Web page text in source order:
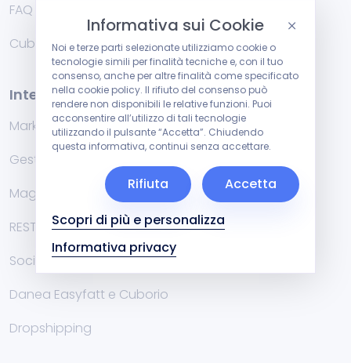
FAQ
Cublog
Integrazioni
Marketplace
Gestionali di fatturazione
Magazzino
RESTFul API
Social
Danea Easyfatt e Cuborio
Dropshipping
Informativa sui Cookie
Noi e terze parti selezionate utilizziamo cookie o
tecnologie simili per finalità tecniche e, con il tuo
consenso, anche per altre finalità come specificato
nella cookie policy. Il rifiuto del consenso può
rendere non disponibili le relative funzioni. Puoi
acconsentire all’utilizzo di tali tecnologie
utilizzando il pulsante “Accetta”. Chiudendo
questa informativa, continui senza accettare.
Scopri di più e personalizza
Informativa privacy
Rifiuta Accetta